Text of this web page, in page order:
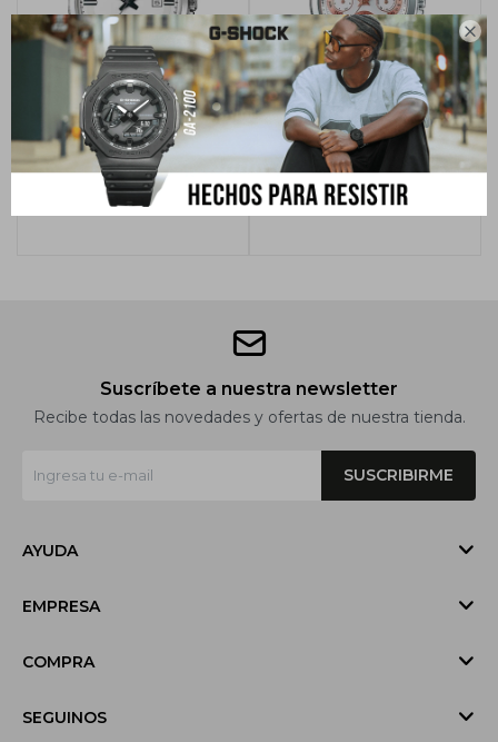

Reloj Casio para Hombre MTS-
100L-7AVDF
144,50 USD 170,00
Reloj Casio Cuero Dama LTP-
E308L-7A2
USD 136,00 USD
Suscríbete a nuestra newsletter
Recibe todas las novedades y ofertas de nuestra tienda.
SUSCRIBIRME
AYUDA
EMPRESA
COMPRA
SEGUINOS